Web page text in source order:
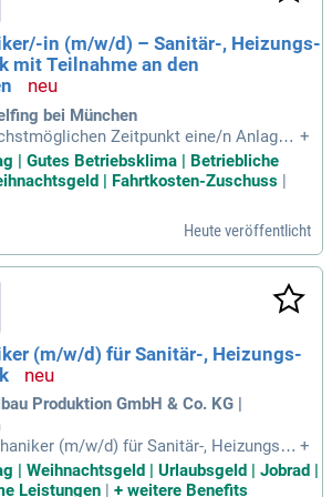
und Sportangebote. Beginnen Sie Ihr
Einarbeitung und erleben
selbständige Arbeitsweise in einem
in (m/w/d) – Sanitär-, Heizungs-
mit Teilnahme an den
bei München
Zeitpunkt eine/n Anlagen
d) für Sanitär-, Heizungs- und Klimatec
umfassen die Betreuung und
Störmeldeanlagen und
Krankenhaus sind wünschenswert. Si
unbefristeten Arbeitsverhältnis und
in einem motivierten Team.
Sozialleistungen erwarten Sie eine strukt
und ein kollegiales Betriebsklima. Nutz
eigenverantwortlich zu arbeiten und
Benefit-Portal sowie Fahrtkoste
+
| Gutes Betriebsklima | Betriebliche
| Fahrtkosten-Zuschuss |
Heute veröffentlicht
(m/w/d) für Sanitär-, Heizungs-
Produktion GmbH & Co. KG |
(m/w/d) für Sanitär-, Heizungs- u
Modulbau! In unserem dynam
du den Bau von Anlagen zur effektiv
+
| Weihnachtsgeld | Urlaubsgeld | Jobrad |
Leistungen | + weitere Benefits